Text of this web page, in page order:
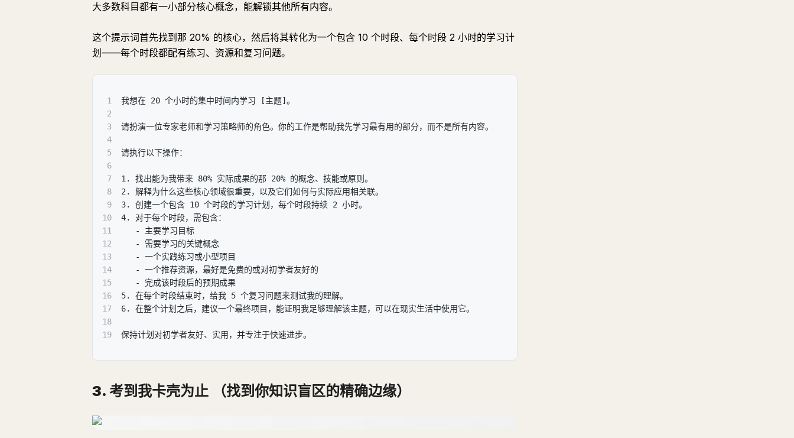
大多数科目都有一小部分核心概念，能解锁其他所有内容。
这个提示词首先找到那 20% 的核心，然后将其转化为一个包含 10 个时段、每个时段 2 小时的学习计
划——每个时段都配有练习、资源和复习问题。
1
我想在 20 个小时的集中时间内学习 [主题]。
2
3
请扮演一位专家老师和学习策略师的角色。你的工作是帮助我先学习最有用的部分，而不是所有内容。
4
5
请执行以下操作：
6
7
1. 找出能为我带来 80% 实际成果的那 20% 的概念、技能或原则。
8
2. 解释为什么这些核心领域很重要，以及它们如何与实际应用相关联。
9
3. 创建一个包含 10 个时段的学习计划，每个时段持续 2 小时。
10
4. 对于每个时段，需包含：
11
   - 主要学习目标
12
   - 需要学习的关键概念
13
   - 一个实践练习或小型项目
14
   - 一个推荐资源，最好是免费的或对初学者友好的
15
   - 完成该时段后的预期成果
16
5. 在每个时段结束时，给我 5 个复习问题来测试我的理解。
17
6. 在整个计划之后，建议一个最终项目，能证明我足够理解该主题，可以在现实生活中使用它。
18
19
保持计划对初学者友好、实用，并专注于快速进步。
3. 考到我卡壳为止 （找到你知识盲区的精确边缘）